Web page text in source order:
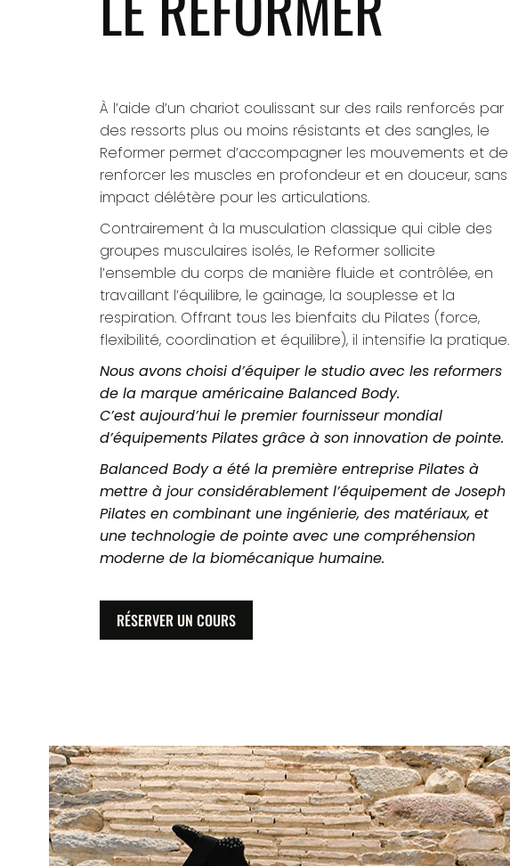
À l’aide d’un chariot coulissant sur des rails renforcés par
des ressorts plus ou moins résistants et des sangles, le
Reformer permet d’accompagner les mouvements et de
renforcer les muscles en profondeur et en douceur, sans
impact délétère pour les articulations.
Contrairement à la musculation classique qui cible des
groupes musculaires isolés, le Reformer sollicite
l’ensemble du corps de manière fluide et contrôlée, en
travaillant l’équilibre, le gainage, la souplesse et la
respiration. Offrant tous les bienfaits du Pilates (force,
flexibilité, coordination et équilibre), il intensifie la pratique.
Nous avons choisi d’équiper le studio avec les reformers
de la marque américaine Balanced Body.
C’est aujourd’hui le premier fournisseur mondial
d’équipements Pilates grâce à son innovation de pointe.
Balanced Body a été la première entreprise Pilates à
mettre à jour considérablement l’équipement de Joseph
Pilates en combinant une ingénierie, des matériaux, et
une technologie de pointe avec une compréhension
moderne de la biomécanique humaine.
RÉSERVER UN COURS